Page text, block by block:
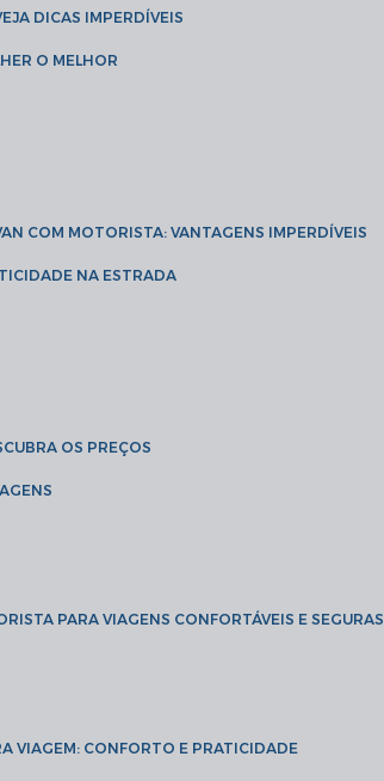
DICAS IMPERDÍVEIS
O MELHOR
VAN COM MOTORISTA: VANTAGENS IMPERDÍVEIS
NA ESTRADA
OS PREÇOS
PARA VIAGENS CONFORTÁVEIS E SEGURAS
VIAGEM: CONFORTO E PRATICIDADE